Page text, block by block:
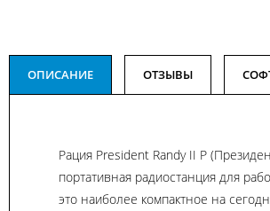
ОПИСАНИЕ ОТЗЫВЫ
Рация President Randy II P
портативная радиостанция для
это наиболее компактное на